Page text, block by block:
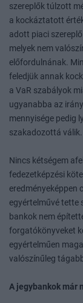
szereplők túlzott
a kockáztatott
adott piaci
melyek nem
előfordulnának.
feledjük annak
a VaR szabályok
ugyanabba az
mennyisége pedig
szakadozottá válik.
Nincs kétségem
fedezetképzési
eredményeképpen
egyértelművé tette
bankok nem
forgatókönyveket
egyértelműen
valószínűleg
A jegybankok már